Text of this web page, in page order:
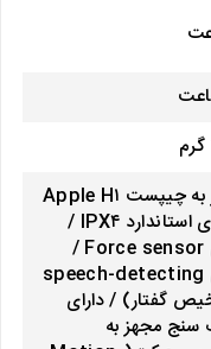
مجهز به چیپست Apple H۱
/ دارای استاندارد IPX۴ /
دارای Force sensor /
دارای speech-detecting
گفتار) / دارای
سنج مجهز به